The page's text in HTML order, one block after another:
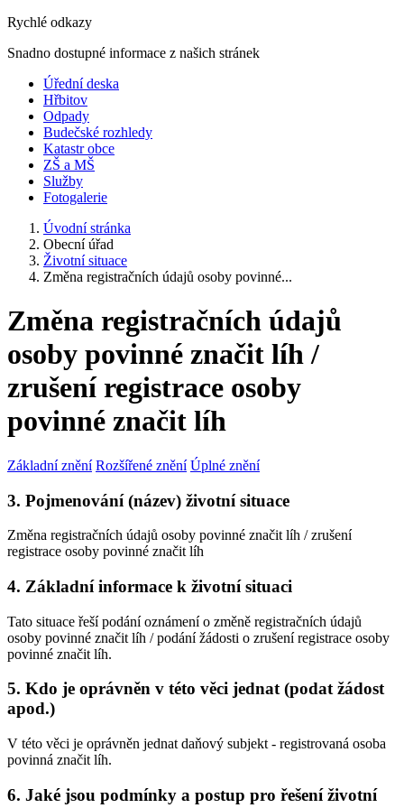
Rychlé odkazy
Snadno dostupné informace z našich stránek
Úřední deska
Hřbitov
Odpady
Budečské rozhledy
Katastr obce
ZŠ a MŠ
Služby
Fotogalerie
Úvodní stránka
Obecní úřad
Životní situace
Změna registračních údajů osoby povinné...
Změna registračních údajů
osoby povinné značit líh /
zrušení registrace osoby
povinné značit líh
Základní znění Rozšířené znění Úplné znění
3. Pojmenování (název) životní situace
Změna registračních údajů osoby povinné značit líh / zrušení
registrace osoby povinné značit líh
4. Základní informace k životní situaci
Tato situace řeší podání oznámení o změně registračních údajů
osoby povinné značit líh / podání žádosti o zrušení registrace osoby
povinné značit líh.
5. Kdo je oprávněn v této věci jednat (podat žádost
apod.)
V této věci je oprávněn jednat daňový subjekt - registrovaná osoba
povinná značit líh.
6. Jaké jsou podmínky a postup pro řešení životní